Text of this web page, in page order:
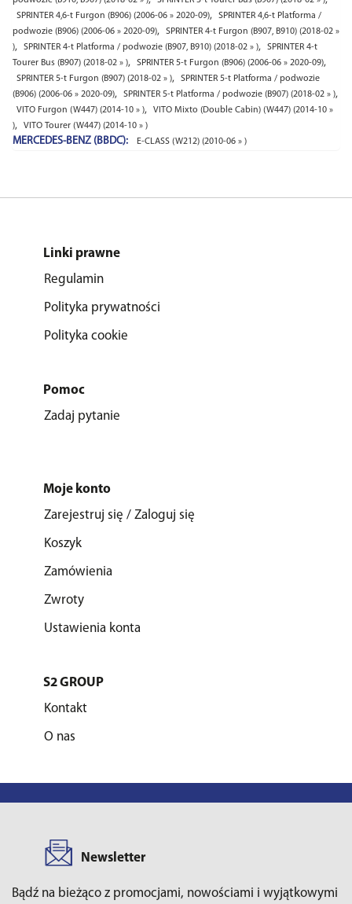
SPRINTER 4,6-t Furgon (B906) (2006-06 » 2020-09),
SPRINTER 4,6-t Platforma /
podwozie (B906) (2006-06 » 2020-09),
SPRINTER 4-t Furgon (B907, B910) (2018-02 »
), SPRINTER 4-t Platforma / podwozie (B907, B910) (2018-02 » ),
SPRINTER 4-t
Tourer Bus (B907) (2018-02 » ), SPRINTER 5-t Furgon (B906) (2006-06 » 2020-09),
SPRINTER 5-t Furgon (B907) (2018-02 » ),
SPRINTER 5-t Platforma / podwozie
(B906) (2006-06 » 2020-09), SPRINTER 5-t Platforma / podwozie (B907) (2018-02 » ),
VITO Furgon (W447) (2014-10 » ),
VITO Mixto (Double Cabin) (W447) (2014-10 »
), VITO Tourer (W447) (2014-10 » )
MERCEDES-BENZ (BBDC): E-CLASS (W212) (2010-06 » )
Linki prawne
Regulamin
Polityka prywatności
Polityka cookie
Pomoc
Zadaj pytanie
Moje konto
Zarejestruj się / Zaloguj się
Koszyk
Zamówienia
Zwroty
Ustawienia konta
S2 GROUP
Kontakt
O nas
Newsletter
Bądź na bieżąco z promocjami, nowościami i wyjątkowymi